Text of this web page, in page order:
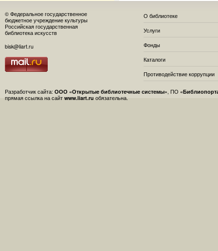
© Федеральное государственное
бюджетное учреждение культуры
Российская государственная
библиотека искусств
bisk@liart.ru
О библиотеке
Услуги
Фонды
Каталоги
Противодействие коррупции
Разработчик сайта: ООО «Открытые библиотечные системы» , ПО
прямая ссылка на сайт www.liart.ru обязательна.